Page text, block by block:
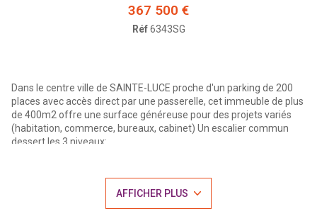
367 500 €
Réf6343SG
Dans le centre ville de SAINTE-LUCE proche d'un parking de 200
places avec accès direct par une passerelle, cet immeuble de plus
de 400m2 offre une surface généreuse pour des projets variés
(habitation, commerce, bureaux, cabinet) Un escalier commun
dessert les 3 niveaux:
Au 1er étage, un appartement de type T4 comprenant 3
chambres, un grand séjour, une cuisine, une salle d'eau et WC.
Au deuxième étage, un appartement de type T4 comprenant 3
AFFICHER PLUS